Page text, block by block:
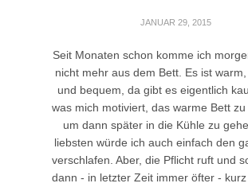
JANUAR 29, 2015
Seit Monaten schon komme ich
nicht mehr aus dem Bett. Es ist
und bequem, da gibt es eigentlich
was mich motiviert, das warme Bett zu
um dann später in die Kühle zu
liebsten würde ich auch einfach den
verschlafen. Aber, die Pflicht ruft und
dann - in letzter Zeit immer öfter -